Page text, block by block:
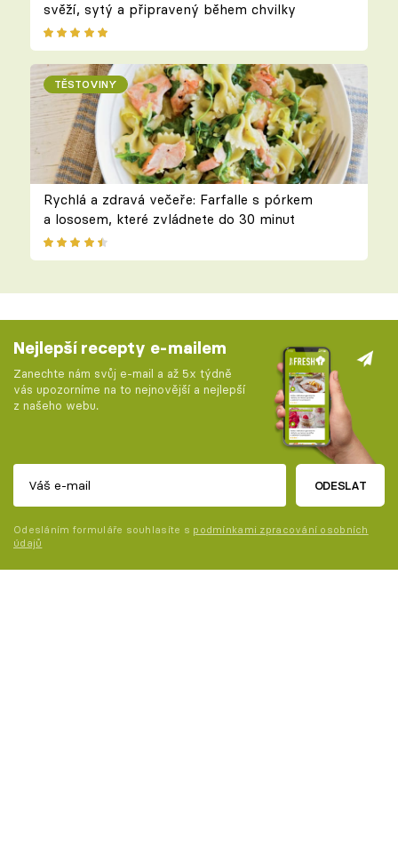
svěží, sytý a připravený během chvilky
TĚSTOVINY
Rychlá a zdravá večeře: Farfalle s pórkem
a lososem, které zvládnete do 30 minut
Nejlepší recepty e-mailem
Zanechte nám svůj e-mail a až 5x týdně
vás upozorníme na to nejnovější a nejlepší
z našeho webu.
ODESLAT
Odesláním formuláře souhlasíte s podmínkami zpracování osobních
údajů